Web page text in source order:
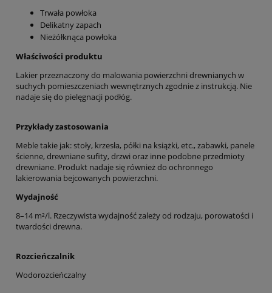
Trwała powłoka
Delikatny zapach
Nieżółknąca powłoka
Właściwości produktu
Lakier przeznaczony do malowania powierzchni drewnianych w
suchych pomieszczeniach wewnętrznych zgodnie z instrukcją. Nie
nadaje się do pielęgnacji podłóg.
Przykłady zastosowania
Meble takie jak: stoły, krzesła, półki na książki, etc., zabawki, panele
ścienne, drewniane sufity, drzwi oraz inne podobne przedmioty
drewniane. Produkt nadaje się również do ochronnego
lakierowania bejcowanych powierzchni.
Wydajność
8–14 m²/l. Rzeczywista wydajność zależy od rodzaju, porowatości i
twardości drewna.
Rozcieńczalnik
Wodorozcieńczalny